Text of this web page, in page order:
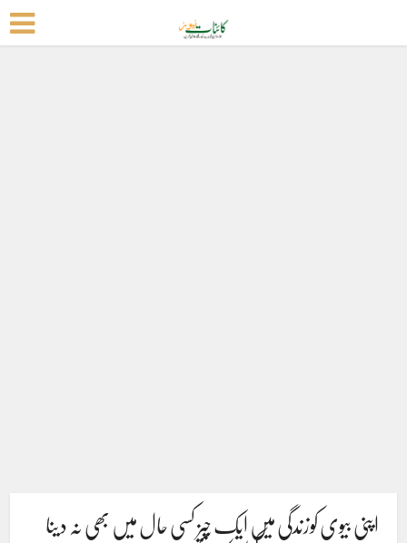
اپنی بیوی کوزندگی میں ایک چیز کسی حال میں بھی نہ دینا